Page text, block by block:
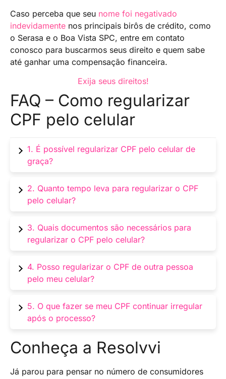
Caso perceba que seu nome foi negativado
indevidamente nos principais birôs de crédito, como
o Serasa e o Boa Vista SPC, entre em contato
conosco para buscarmos seus direito e quem sabe
até ganhar uma compensação financeira.
Exija seus direitos!
FAQ – Como regularizar
CPF pelo celular
1. É possível regularizar CPF pelo celular de
graça?
Sim, a regularização pode ser feita
gratuitamente pelo site da Receita Federal
usando seu celular.
2. Quanto tempo leva para regularizar o CPF
pelo celular?
Geralmente, a regularização pode ser quase
instantânea para casos simples. Em outros,
pode levar alguns dias úteis.
3. Quais documentos são necessários para
regularizar o CPF pelo celular?
RG, Título de Eleitor e comprovante de
residência são os principais documentos.
4. Posso regularizar o CPF de outra pessoa
pelo meu celular?
Sim, mas você precisará dos documentos e
dados da pessoa para preencher o formulário.
5. O que fazer se meu CPF continuar irregular
após o processo?
Se o problema persistir, entre em contato com
a Receita Federal para verificar a situação.
Conheça a Resolvvi
Já parou para pensar no número de consumidores